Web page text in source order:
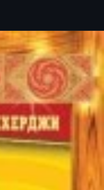
O'zbekcha